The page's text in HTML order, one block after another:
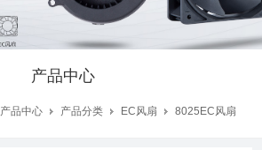
产品中心
产品中心 产品分类 EC风扇 8025EC风扇